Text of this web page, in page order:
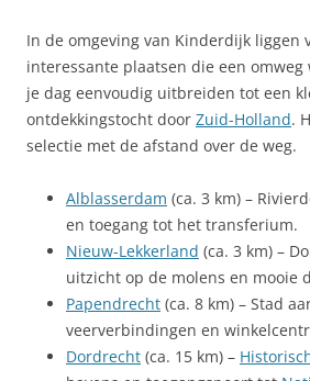
In de omgeving van Kinderdijk liggen
interessante plaatsen die een omweg
je dag eenvoudig uitbreiden tot een
ontdekkingstocht door Zuid-Holland.
selectie met de afstand over de weg.
Alblasserdam (ca. 3 km) –
en toegang tot het transferium.
Nieuw-Lekkerland (ca. 3 km) –
uitzicht op de molens en mooie
Papendrecht (ca. 8 km) – Stad
veerverbindingen en
Dordrecht (ca. 15 km) –